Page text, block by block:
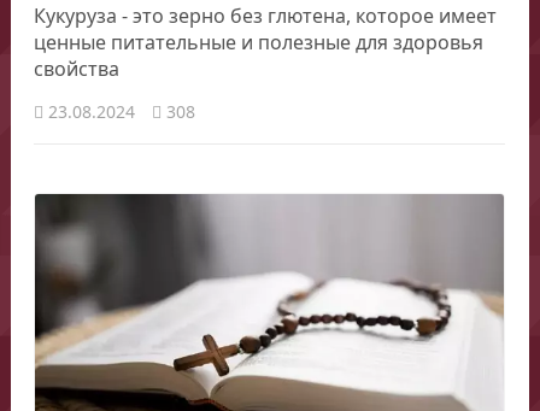
Кукуруза - это зерно без глютена, которое имеет
ценные питательные и полезные для здоровья
свойства
23.08.2024 308